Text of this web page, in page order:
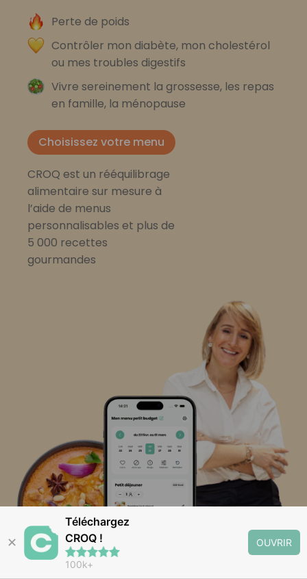
Perte de poids
Contrôler mon diabète, mon cholestérol
ou mes troubles digestifs
Vivre sereinement la grossesse, les repas
en famille, la ménopause
Choisissez votre menu
CROQ est un rééquilibrage
alimentaire sur mesure à
l’aide de menus
personnalisables et plus de
5 000 recettes
gourmandes
✕
Téléchargez
CROQ !
100k+
OUVRIR